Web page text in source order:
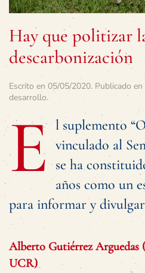
Hay que politizar
descarbonización
Escrito en 05/05/2020. Publicado en
desarrollo.
E l suplemento
vinculado al
se ha
años como un
para informar y
Alberto Gutiérrez Arguedas
UCR)